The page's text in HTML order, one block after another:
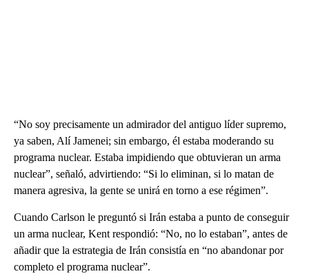
“No soy precisamente un admirador del antiguo líder supremo,
ya saben, Alí Jamenei; sin embargo, él estaba moderando su
programa nuclear. Estaba impidiendo que obtuvieran un arma
nuclear”, señaló, advirtiendo: “Si lo eliminan, si lo matan de
manera agresiva, la gente se unirá en torno a ese régimen”.
Cuando Carlson le preguntó si Irán estaba a punto de conseguir
un arma nuclear, Kent respondió: “No, no lo estaban”, antes de
añadir que la estrategia de Irán consistía en “no abandonar por
completo el programa nuclear”.